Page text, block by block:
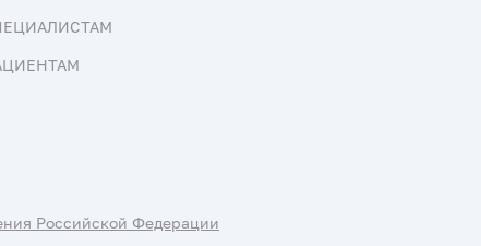
Российской Федерации